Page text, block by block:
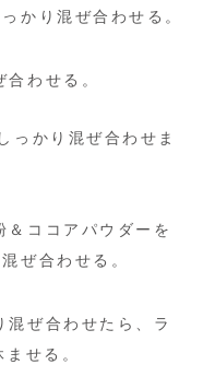
かり混ぜ合わせる。
わせる。
かり混ぜ合わせま
＆ココアパウダーを
ぜ合わせる。
ぜ合わせたら、ラ
せる。